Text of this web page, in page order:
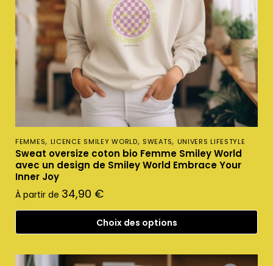
FEMMES, LICENCE SMILEY WORLD, SWEATS, UNIVERS LIFESTYLE
Sweat oversize coton bio Femme Smiley World
avec un design de Smiley World Embrace Your
Inner Joy
À partir de 34,90 €
Choix des options